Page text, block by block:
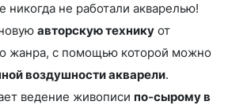
никогда не работали акварелью!
авторскую технику от
жанра, с помощью которой можно
воздушности акварели.
ведение живописи по-сырому в